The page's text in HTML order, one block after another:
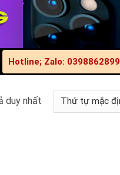
Hotline; Zalo: 0398862899
duy nhất